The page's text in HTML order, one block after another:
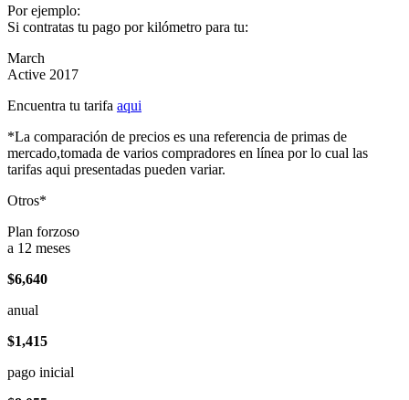
Por ejemplo:
Si contratas tu pago por kilómetro para tu:
March
Active 2017
Encuentra tu tarifa aqui
*La comparación de precios es una referencia de primas de
mercado,tomada de varios compradores en línea por lo cual las
tarifas aqui presentadas pueden variar.
Otros*
Plan forzoso
a 12 meses
$6,640
anual
$1,415
pago inicial